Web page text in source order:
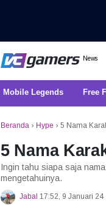
News
Mobile Legends Free
Beranda › Hype › 5 Nama
5 Nama
Ingin tahu siapa saja
mengetahuinya.
Jabal 17:52, 9 Januari 24